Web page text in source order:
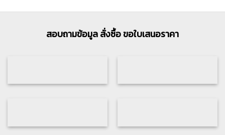
สอบถามข้อมูล สั่งซื้อ ขอใบเสนอราคา